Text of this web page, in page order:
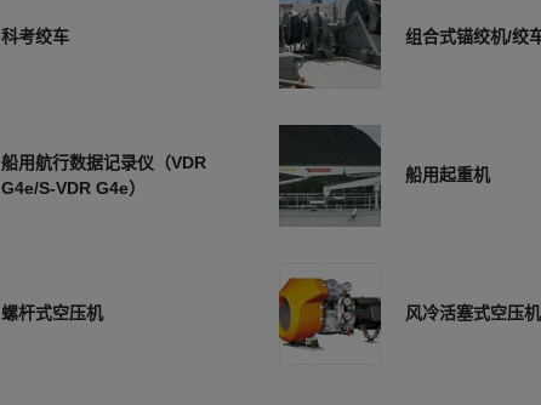
科考绞车 组合式锚绞机/绞
船用航行数据记录仪（VDR
G4e/S-VDR G4e）
船用起重机
螺杆式空压机 风冷活塞式空压机